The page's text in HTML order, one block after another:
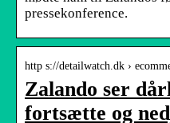
pressekonference.
http s://detailwatch.dk ›
Zalando ser
fortsætte og